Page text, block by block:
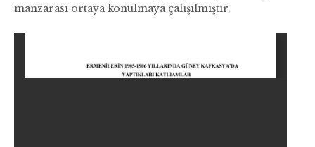
manzarası ortaya konulmaya çalışılmıştır.